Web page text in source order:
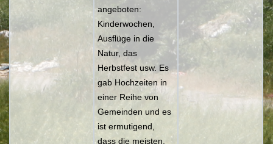
angeboten:
Kinderwochen,
Ausflüge in die
Natur, das
Herbstfest usw. Es
gab Hochzeiten in
einer Reihe von
Gemeinden und es
ist ermutigend,
dass die meisten,